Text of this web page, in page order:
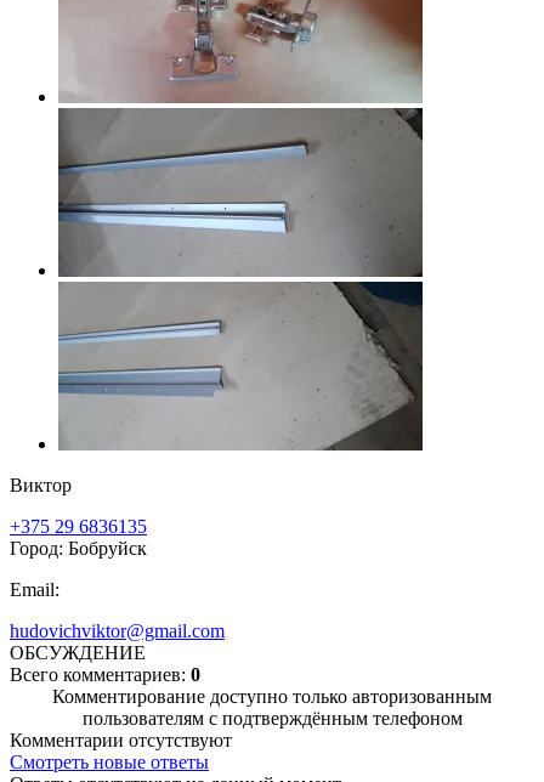
Виктор
+375 29 6836135
Город: Бобруйск
Email:
hudovichviktor@gmail.com
ОБСУЖДЕНИЕ
Всего комментариев: 0
Комментирование доступно только авторизованным
пользователям с подтверждённым телефоном
Комментарии отсутствуют
Смотреть новые ответы